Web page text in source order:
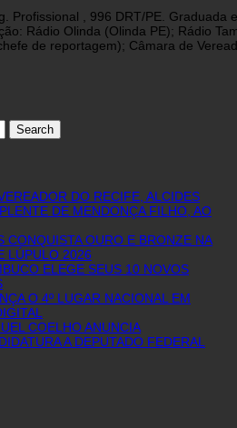
Profissional , 996 DRT/PE.
Rádio Olinda (Olinda PE); Rádio
de reportagem); Câmara de
DO RECIFE, ALCIDES
DE MENDONÇA FILHO, AO
CONQUISTA OURO E BRONZE NA
LÚPULO 2026
ELEGE SEUS 10 NOVOS
O 4º LUGAR NACIONAL EM
COELHO ANUNCIA
A DEPUTADO FEDERAL